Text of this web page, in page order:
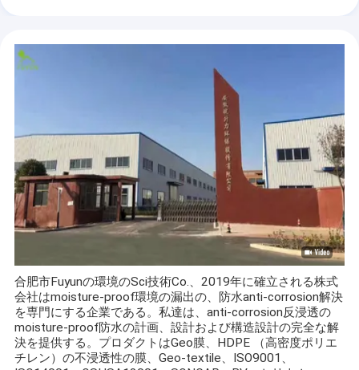
貯蔵所のプロジェクトのための熱気のHDPEの防音シートの溶接機7.5kg
合肥市Fuyunの環境のSci技術Co.、2019年に確立される株式
会社はmoisture-proof環境の漏出の、防水anti-corrosion解決
を専門にする企業である。私達は、anti-corrosion反浸透の
moisture-proof防水の計画、設計および構造設計の完全な解
決を提供する。プロダクトはGeo膜、HDPE （高密度ポリエ
チレン）の不浸透性の膜、Geo-textile、ISO9001、